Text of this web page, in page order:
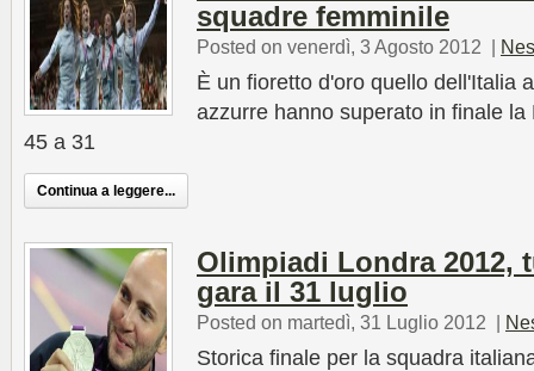
squadre femminile
Posted on venerdì, 3 Agosto 2012 |
È un fioretto d'oro quello dell'Italia
azzurre hanno superato in finale
45 a 31
Continua a leggere...
Olimpiadi Londra 2012,
gara il 31 luglio
Posted on martedì, 31 Luglio 2012 |
Storica finale per la squadra